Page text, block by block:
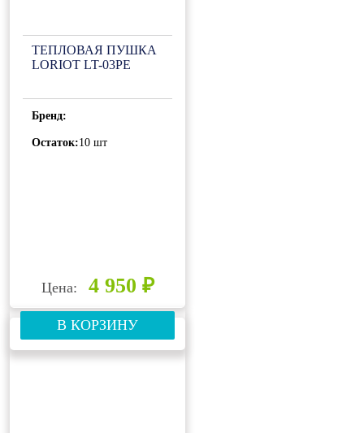
ТЕПЛОВАЯ ПУШКА
LORIOT LT-03PE
Бренд:
Остаток:10 шт
Цена: 4 950 ₽
В КОРЗИНУ